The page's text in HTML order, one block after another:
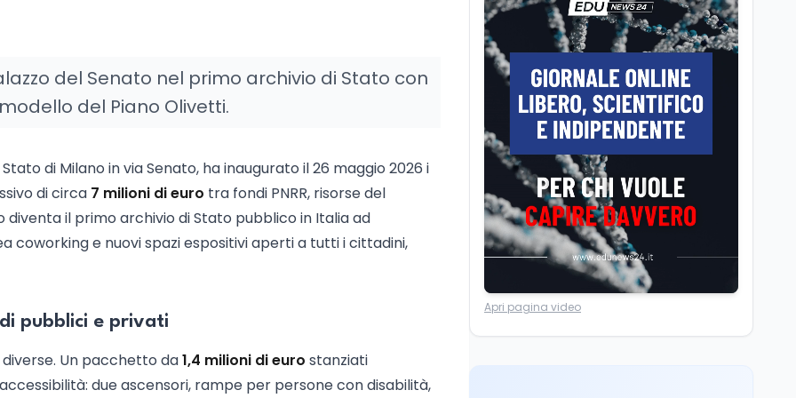
del Senato nel primo archivio di Stato con
del Piano Olivetti.
di Milano in via Senato, ha inaugurato il 26 maggio 2026 i
di circa 7 milioni di euro tra fondi PNRR, risorse del
il primo archivio di Stato pubblico in Italia ad
coworking e nuovi spazi espositivi aperti a tutti i cittadini,
pubblici e privati
Un pacchetto da1,4 milioni di euro stanziati
due ascensori, rampe per persone con disabilità,
Posizioni economiche
ATA: la matematica
degli arretrati fino a
Cultura6 ago
Spesa culturale in
Lombardia da record,
Sud triplica
Cultura 6 ago
Francesco Guccini si è
spento a Pàvana: addio
al Maestrone
Ricerca6 ago
Un secolo di Warburg: il
Apri pagina video